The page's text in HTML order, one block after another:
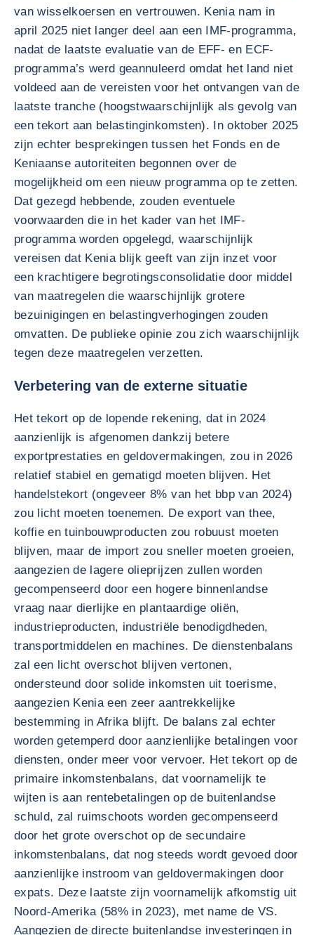
van wisselkoersen en vertrouwen. Kenia nam in
april 2025 niet langer deel aan een IMF-programma,
nadat de laatste evaluatie van de EFF- en ECF-
programma’s werd geannuleerd omdat het land niet
voldeed aan de vereisten voor het ontvangen van de
laatste tranche (hoogstwaarschijnlijk als gevolg van
een tekort aan belastinginkomsten). In oktober 2025
zijn echter besprekingen tussen het Fonds en de
Keniaanse autoriteiten begonnen over de
mogelijkheid om een nieuw programma op te zetten.
Dat gezegd hebbende, zouden eventuele
voorwaarden die in het kader van het IMF-
programma worden opgelegd, waarschijnlijk
vereisen dat Kenia blijk geeft van zijn inzet voor
een krachtigere begrotingsconsolidatie door middel
van maatregelen die waarschijnlijk grotere
bezuinigingen en belastingverhogingen zouden
omvatten. De publieke opinie zou zich waarschijnlijk
tegen deze maatregelen verzetten.
Verbetering van de externe situatie
Het tekort op de lopende rekening, dat in 2024
aanzienlijk is afgenomen dankzij betere
exportprestaties en geldovermakingen, zou in 2026
relatief stabiel en gematigd moeten blijven. Het
handelstekort (ongeveer 8% van het bbp van 2024)
zou licht moeten toenemen. De export van thee,
koffie en tuinbouwproducten zou robuust moeten
blijven, maar de import zou sneller moeten groeien,
aangezien de lagere olieprijzen zullen worden
gecompenseerd door een hogere binnenlandse
vraag naar dierlijke en plantaardige oliën,
industrieproducten, industriële benodigdheden,
transportmiddelen en machines. De dienstenbalans
zal een licht overschot blijven vertonen,
ondersteund door solide inkomsten uit toerisme,
aangezien Kenia een zeer aantrekkelijke
bestemming in Afrika blijft. De balans zal echter
worden getemperd door aanzienlijke betalingen voor
diensten, onder meer voor vervoer. Het tekort op de
primaire inkomstenbalans, dat voornamelijk te
wijten is aan rentebetalingen op de buitenlandse
schuld, zal ruimschoots worden gecompenseerd
door het grote overschot op de secundaire
inkomstenbalans, dat nog steeds wordt gevoed door
aanzienlijke instroom van geldovermakingen door
expats. Deze laatste zijn voornamelijk afkomstig uit
Noord-Amerika (58% in 2023), met name de VS.
Aangezien de directe buitenlandse investeringen in